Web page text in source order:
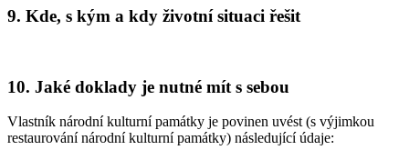
9. Kde, s kým a kdy životní situaci řešit
10. Jaké doklady je nutné mít s sebou
Vlastník národní kulturní památky je povinen uvést (s výjimkou
restaurování národní kulturní památky) následující údaje: